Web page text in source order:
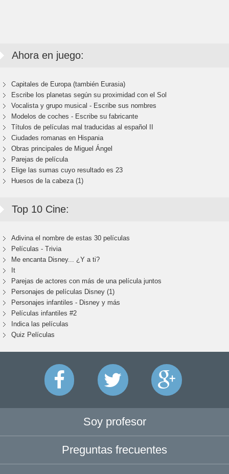
Ahora en juego:
Capitales de Europa (también Eurasia)
Escribe los planetas según su proximidad con el Sol
Vocalista y grupo musical - Escribe sus nombres
Modelos de coches - Escribe su fabricante
Títulos de películas mal traducidas al español II
Ciudades romanas en Hispania
Obras principales de Miguel Ángel
Parejas de película
Elige las sumas cuyo resultado es 23
Huesos de la cabeza (1)
Top 10 Cine:
Adivina el nombre de estas 30 películas
Películas - Trivia
Me encanta Disney... ¿Y a ti?
It
Parejas de actores con más de una película juntos
Personajes de películas Disney (1)
Personajes infantiles - Disney y más
Películas infantiles #2
Indica las películas
Quiz Películas
Soy profesor
Preguntas frecuentes